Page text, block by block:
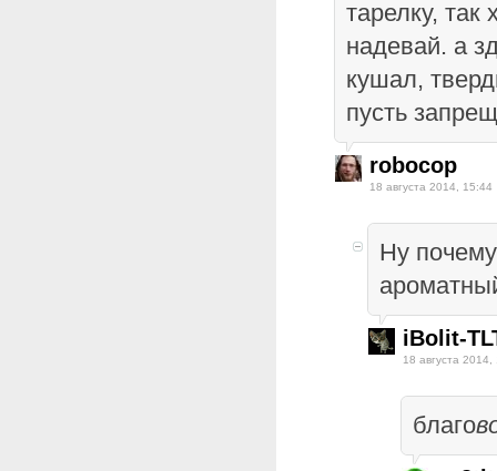
тарелку, так
надевай. а
кушал,
пусть
robocop
18 августа 2014, 15:44
Ну
iBolit-
18 августа 2014,
благо